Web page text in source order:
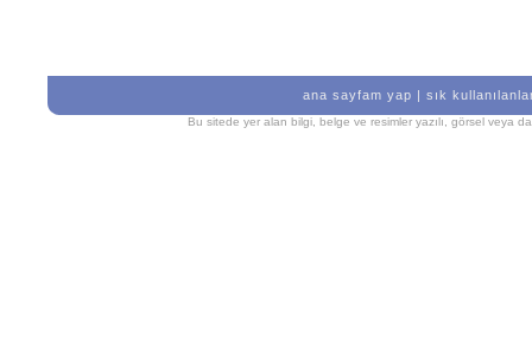
ana sayfam yap | sık
Bu sitede yer alan bilgi, belge ve resimler yazılı, görsel veya